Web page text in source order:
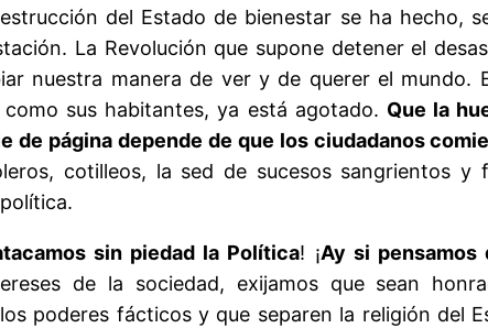
del Estado de bienestar se ha hecho,
La Revolución que supone detener el
nuestra manera de ver y de querer el mundo.
sus habitantes, ya está agotado. Que la
de página depende de que los ciudadanos
cotilleos, la sed de sucesos sangrientos y
sin piedad la Política! ¡Ay si
de la sociedad, exijamos que sean
poderes fácticos y que separen la religión del